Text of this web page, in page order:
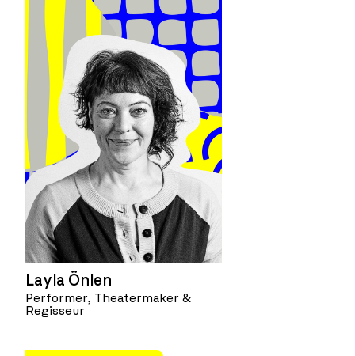
Layla Önlen
Performer, Theatermaker &
Regisseur